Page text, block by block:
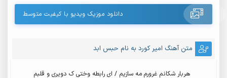
دانلود موزیک ویدیو با کیفیت متوسط
متن آهنگ امیر کورد به نام حبس ابد
هربار شکانم غرورم مه سازیم / ای رابطه وختی ک دویری و قلبم